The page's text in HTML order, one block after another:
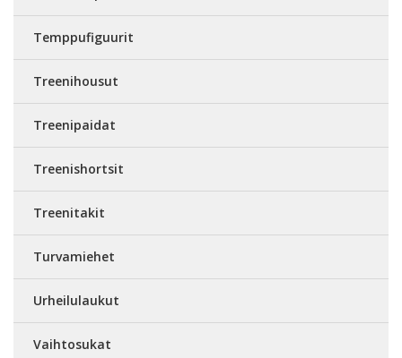
Temppufiguurit
Treenihousut
Treenipaidat
Treenishortsit
Treenitakit
Turvamiehet
Urheilulaukut
Vaihtosukat